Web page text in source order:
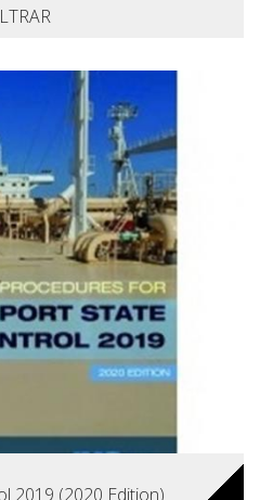
2019 (2020 Edition)